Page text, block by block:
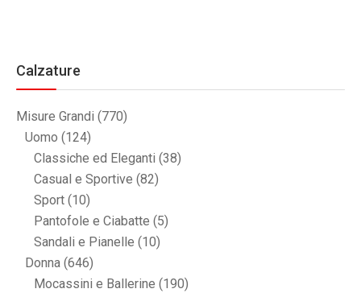
Calzature
Misure Grandi (770)
Uomo (124)
Classiche ed Eleganti (38)
Casual e Sportive (82)
Sport (10)
Pantofole e Ciabatte (5)
Sandali e Pianelle (10)
Donna (646)
Mocassini e Ballerine (190)